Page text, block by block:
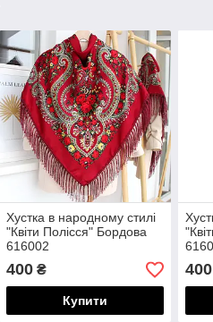
Хустка в народному стилі
"Квіти Полісся" Бордова
616002
400₴
Купити
400